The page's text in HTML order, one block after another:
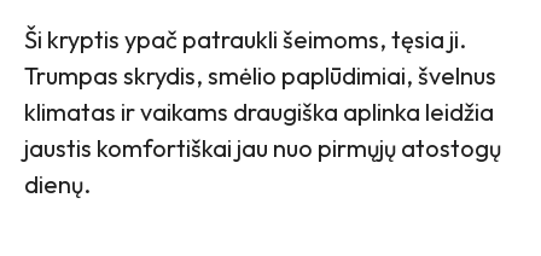
Ši kryptis ypač patraukli šeimoms, tęsia ji.
Trumpas skrydis, smėlio paplūdimiai, švelnus
klimatas ir vaikams draugiška aplinka leidžia
jaustis komfortiškai jau nuo pirmųjų atostogų
dienų.